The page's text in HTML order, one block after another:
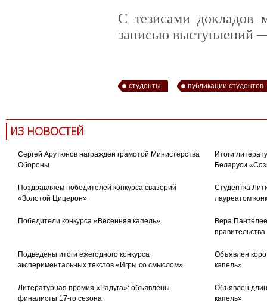
С тезисами докладов
записью выступлений
студенты публикации студентов
ИЗ НОВОСТЕЙ
Сергей Арутюнов награжден грамотой Министерства
Обороны
Итоги
Беларуси
Поздравляем победителей конкурса свазорий
«Золотой Цицерон»
Студентка
лауреатом
Победители конкурса «Весенняя капель»
Вера
Подведены итоги ежегодного конкурса
экспериментальных текстов «Игры со смыслом»
Объявлен
капель»
Литературная премия «Радуга»: объявлены
финалисты 17-го сезона
Объявлен
капель»